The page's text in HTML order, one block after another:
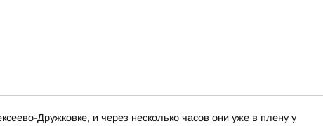
Дружковке, и через несколько часов они уже в плену у